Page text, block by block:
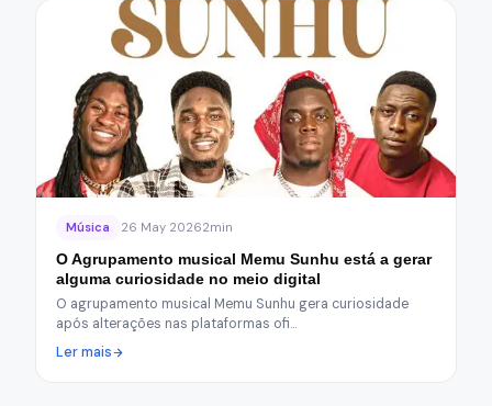
Música 26 May 20262min
O Agrupamento musical Memu Sunhu está a gerar
alguma curiosidade no meio digital
O agrupamento musical Memu Sunhu gera curiosidade
após alterações nas plataformas ofi…
Ler mais